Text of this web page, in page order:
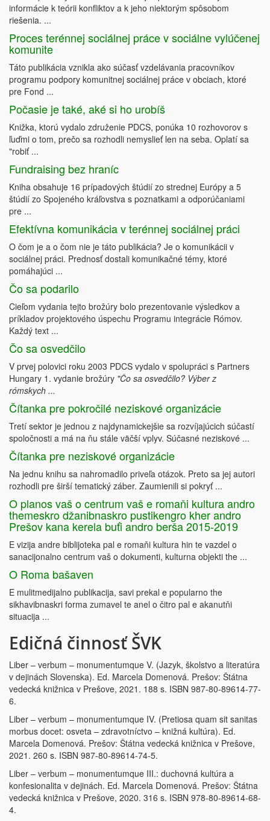
informácie k teórii konfliktov a k jeho niektorým spôsobom
riešenia. ...
Proces terénnej sociálnej práce v sociálne vylúčenej
komunite
Táto publikácia vznikla ako súčasť vzdelávania pracovníkov
programu podpory komunitnej sociálnej práce v obciach, ktoré
pre Fond ...
Počasie je také, aké si ho urobíš
Knižka, ktorú vydalo združenie PDCS, ponúka 10 rozhovorov s
ľuďmi o tom, prečo sa rozhodli nemyslieť len na seba. Oplatí sa
"robiť ...
Fundraising bez hraníc
Kniha obsahuje 16 prípadových štúdií zo strednej Európy a 5
štúdií zo Spojeného kráľovstva s poznatkami a odporúčaniami
pre ...
Efektívna komunikácia v terénnej sociálnej práci
O čom je a o čom nie je táto publikácia? Je o komunikácii v
sociálnej práci. Prednosť dostali komunikačné témy, ktoré
pomáhajúci ...
Čo sa podarilo
Cieľom vydania tejto brožúry bolo prezentovanie výsledkov a
príkladov projektového úspechu Programu integrácie Rómov.
Každý text ...
Čo sa osvedčilo
V prvej polovici roku 2003 PDCS vydalo v spolupráci s Partners
Hungary 1. vydanie brožúry "Čo sa osvedčilo? Výber z
rómskych ...
Čítanka pre pokročilé neziskové organizácie
Tretí sektor je jednou z najdynamickejšie sa rozvíjajúcich súčastí
spoločnosti a má na ňu stále väčší vplyv. Súčasné neziskové ...
Čítanka pre neziskové organizácie
Na jednu knihu sa nahromadilo priveľa otázok. Preto sa jej autori
rozhodli pre širší tematický záber. Zaumienili si pokryť ...
O planos vaš o centrum vaš e romaňi kultura andro
themeskro džanibnaskro pustikengro kher andro
Prešov kana kerela buťi andro berša 2015-2019
E vizija andre biblijoteka pal e romaňi kultura hin te vazdel o
sanacijonalno centrum vaš o dokumenti, kulturna objekti the ...
O Roma bašaven
E mulitmedijalno publikacija, savi prekal e popularno the
sikhavibnaskri forma zumavel te anel o čitro pal e akanutňi
situacija ...
Edičná činnosť ŠVK
Liber – verbum – monumentumque V. (Jazyk, školstvo a literatúra
v dejinách Slovenska). Ed. Marcela Domenová. Prešov: Štátna
vedecká knižnica v Prešove, 2021. 188 s. ISBN 987-80-89614-77-
6.
Liber – verbum – monumentumque IV. (Pretiosa quam sit sanitas
morbus docet: osveta – zdravotníctvo – knižná kultúra). Ed.
Marcela Domenová. Prešov: Štátna vedecká knižnica v Prešove,
2021. 260 s. ISBN 987-80-89614-74-5.
Liber – verbum – monumentumque III.: duchovná kultúra a
konfesionalita v dejinách. Ed. Marcela Domenová. Prešov: Štátna
vedecká knižnica v Prešove, 2020. 316 s. ISBN 978-80-89614-68-
4.